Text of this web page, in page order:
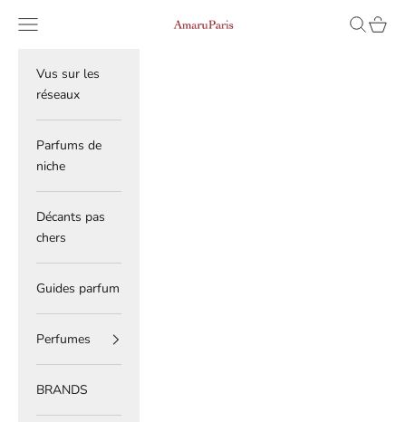
AmaruParis
Navigation menu Search
Cart
Vus sur les
réseaux
Parfums de
niche
Décants pas
chers
Guides parfum
Perfumes
BRANDS